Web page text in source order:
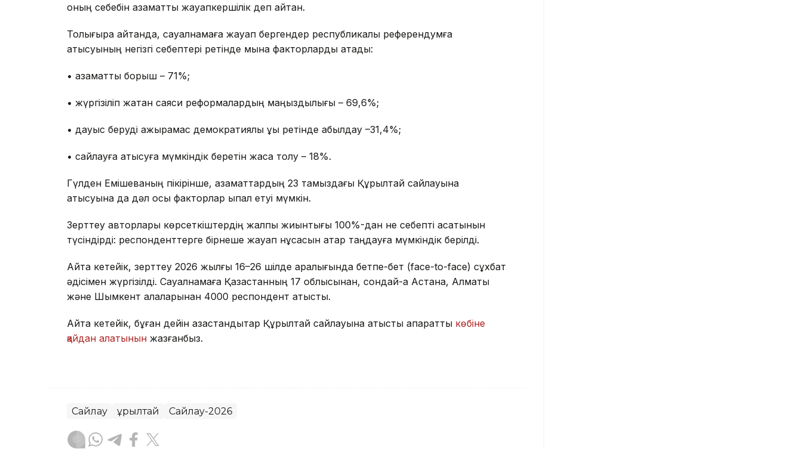
оның себебін азаматтық жауапкершілік деп айтқан.
Толығырақ айтқанда, сауалнамаға жауап бергендер республикалық референдумға
қатысуының негізгі себептері ретінде мына факторларды атады:
• азаматтық борыш – 71%;
• жүргізіліп жатқан саяси реформалардың маңыздылығы – 69,6%;
• дауыс беруді ажырамас демократиялық құқық ретінде қабылдау –31,4%;
• сайлауға қатысуға мүмкіндік беретін жасқа толу – 18%.
Гүлден Емішеваның пікірінше, азаматтардың 23 тамыздағы Құрылтай сайлауына
қатысуына да дәл осы факторлар ықпал етуі мүмкін.
Зерттеу авторлары көрсеткіштердің жалпы жиынтығы 100%-дан не себепті асатынын
түсіндірді: респонденттерге бірнеше жауап нұсқасын қатар таңдауға мүмкіндік берілді.
Айта кетейік, зерттеу 2026 жылғы 16–26 шілде аралығында бетпе-бет (face-to-face) сұхбат
әдісімен жүргізілді. Сауалнамаға Қазақстанның 17 облысынан, сондай-ақ Астана, Алматы
және Шымкент қалаларынан 4000 респондент қатысты.
Айта кетейік, бұған дейін қазақстандықтар Құрылтай сайлауына қатысты ақпаратты көбіне
қайдан алатынын жазғанбыз.
Сайлау Құрылтай Сайлау-2026